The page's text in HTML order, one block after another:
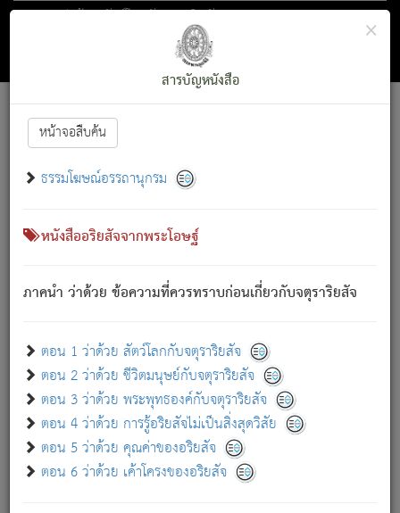
ตอน 1 ว่าด้วย สัตว์โลกกับจตุราริยสัจ
สารบัญ×
สารบัญหนังสือ
หน้าจอสืบค้น
ธรรมโฆษณ์อรรถานุกรม
หนังสืออริยสัจจากพระโอษฐ์
ภาคนำ ว่าด้วย ข้อความที่ควรทราบก่อนเกี่ยวกับจตุราริยสัจ
ตอน 1 ว่าด้วย สัตว์โลกกับจตุราริยสัจ
ตอน 2 ว่าด้วย ชีวิตมนุษย์กับจตุราริยสัจ
ตอน 3 ว่าด้วย พระพุทธองค์กับจตุราริยสัจ
ตอน 4 ว่าด้วย การรู้อริยสัจไม่เป็นสิ่งสุดวิสัย
ตอน 5 ว่าด้วย คุณค่าของอริยสัจ
ตอน 6 ว่าด้วย เค้าโครงของอริยสัจ
Font :15 ]||
สัตว์โลกนี้ เกิดความเดือดร้อนแล้ว มีผัสสะบังหน้า
เขาสำคัญสิ่งใด โดยความเป็นประการใด แต่สิ่งนั้นย่อมเป็น
(ตามที่เป็นจริง) โดยประการอื่นจากที่เขาสำคัญนั้น
สัตว์โลกติดข้องอยู่ในภพ ถูกภพบังหน้าแล้ว มีภพโดยความ
เป็นอย่างอื่น (จากที่มันเป็นอยู่จริง) จึงได้เพลิดเพลินยิ่งนักในภพ
เขาเพลิดเพลินยิ่งนักในสิ่งใด สิ่งนั้นเป็นภัย (ที่เขาไม่รู้จัก)
เขากลัวต่อสิ่งใดสิ่งนั้นเป็นทุกข์
พรหมจรรย์นี้ อันบุคคลย่อมประพฤติ ก็เพื่อการละขาดซึ่ง
ภพ.
สมณะหรือพราหมณ์เหล่าใด กล่าวความหลุดพ้นจากภพว่า
มีได้เพราะภพ เรากล่าวว่า สมณะหรือพราหมณ์ทั้งปวงนั้น
มิใช่ผู้หลดพ้นจากภพ.